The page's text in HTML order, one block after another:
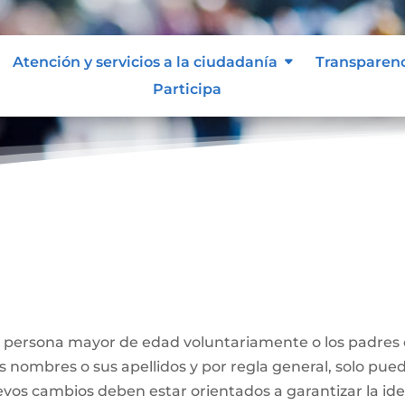
Atención y servicios a la ciudadanía
Participa
mayor de edad voluntariamente o los
o sus apellidos y por regla general, solo
cambios deben estar orientados a garantizar la